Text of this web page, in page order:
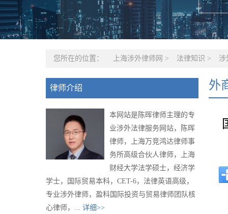
您所在的位置： 上海涉外律师网 > 法律知识 > 涉
律师介绍
本网站是陈晖律师主理的专
业涉外法律服务网站，陈晖
律师，上海万竞鸿达律师事
务所高级合伙人律师，上海
财经大学法学硕士，经济学
学士，国际贸易本科，CET-6，法律英语高级，
专业涉外律师，盈科国际投资与贸易律师团队核
心律师，... 详细>>
外